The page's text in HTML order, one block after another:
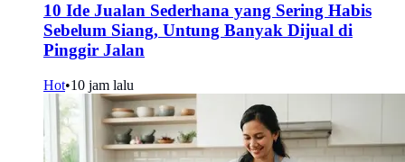
10 Ide Jualan Sederhana yang Sering Habis
Sebelum Siang, Untung Banyak Dijual di
Pinggir Jalan
Hot•10 jam lalu